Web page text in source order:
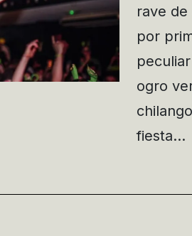
rave
por
ogro
fiesta…